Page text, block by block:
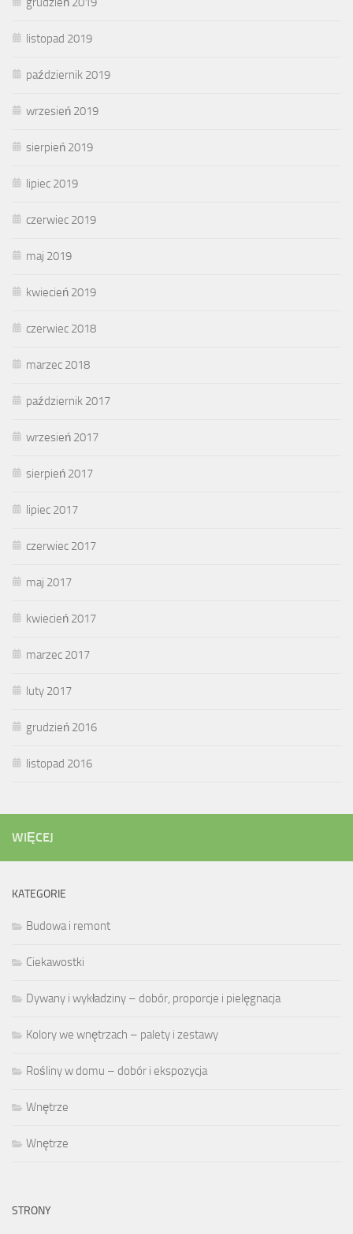
listopad 2019
październik 2019
wrzesień 2019
sierpień 2019
lipiec 2019
czerwiec 2019
maj 2019
kwiecień 2019
czerwiec 2018
marzec 2018
październik 2017
wrzesień 2017
sierpień 2017
lipiec 2017
czerwiec 2017
maj 2017
kwiecień 2017
marzec 2017
luty 2017
grudzień 2016
listopad 2016
WIĘCEJ
KATEGORIE
Budowa i remont
Ciekawostki
Dywany i wykładziny – dobór, proporcje i pielęgnacja
Kolory we wnętrzach – palety i zestawy
Rośliny w domu – dobór i ekspozycja
Wnętrze
Wnętrze
STRONY